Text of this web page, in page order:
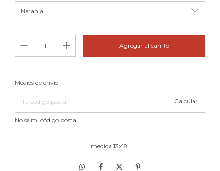
Entregas para el CP:
Medios de envío
Calcular
No sé mi código postal
medida 13x18